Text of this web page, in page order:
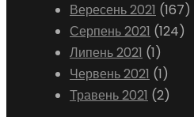
Вересень 2021 (167)
Серпень 2021 (124)
Липень 2021 (1)
Червень 2021 (1)
Травень 2021 (2)